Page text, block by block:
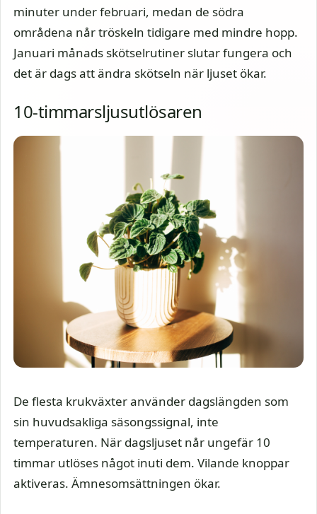
minuter under februari, medan de södra
områdena når tröskeln tidigare med mindre hopp.
Januari månads skötselrutiner slutar fungera och
det är dags att ändra skötseln när ljuset ökar.
10-timmarsljusutlösaren
De flesta krukväxter använder dagslängden som
sin huvudsakliga säsongssignal, inte
temperaturen. När dagsljuset når ungefär 10
timmar utlöses något inuti dem. Vilande knoppar
aktiveras. Ämnesomsättningen ökar.